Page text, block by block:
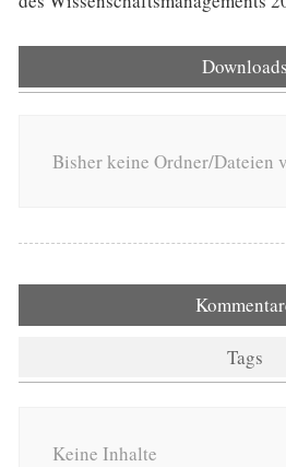
Downloads
Bisher keine Ordner/Dateien
Tags
Keine Inhalte